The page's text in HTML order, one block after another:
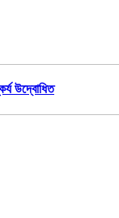
উদ্বোধিত